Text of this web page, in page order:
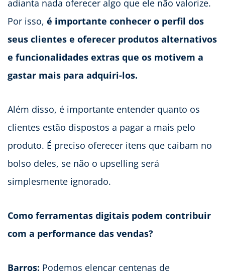
adianta nada oferecer algo que ele não valorize.
Por isso, é importante conhecer o perfil dos
seus clientes e oferecer produtos alternativos
e funcionalidades extras que os motivem a
gastar mais para adquiri-los.
Além disso, é importante entender quanto os
clientes estão dispostos a pagar a mais pelo
produto. É preciso oferecer itens que caibam no
bolso deles, se não o upselling será
simplesmente ignorado.
Como ferramentas digitais podem contribuir
com a performance das vendas?
Barros: Podemos elencar centenas de